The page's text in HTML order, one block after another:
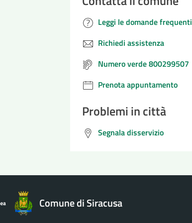
Leggi le domande frequenti
Richiedi assistenza
Numero verde 800299507
Prenota appuntamento
Problemi in città
Segnala disservizio
Comune di Siracusa